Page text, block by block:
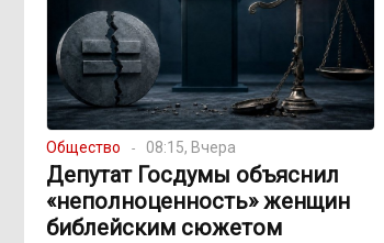
Общество 08:15, Вчера
Депутат Госдумы объяснил
«неполноценность» женщин
библейским сюжетом